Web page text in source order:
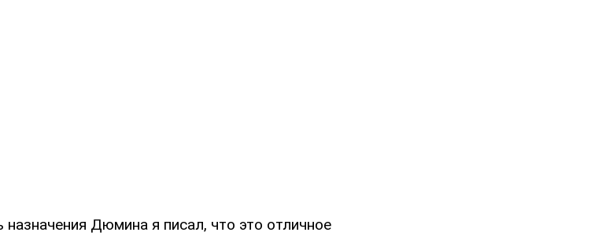
Дюмина я писал, что это отличное